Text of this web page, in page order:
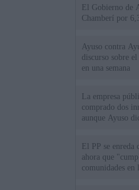
El Gobierno de
Chamberí por
Ayuso contra
discurso sobre
en una semana
La empresa
comprado dos
aunque Ayuso
El PP se
ahora que
comunidades en